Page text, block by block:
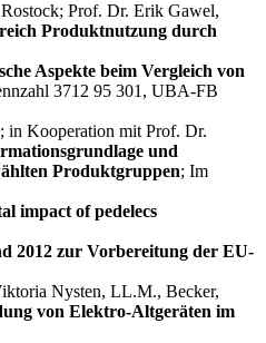
Prof. Dr. Erik Gawel,
Produktnutzung durch
Aspekte beim Vergleich von
3712 95 301, UBA-FB
in Kooperation mit Prof. Dr.
und
Produktgruppen; Im
impact of pedelecs
2012 zur Vorbereitung der EU-
Nysten, LL.M., Becker,
von Elektro-Altgeräten im